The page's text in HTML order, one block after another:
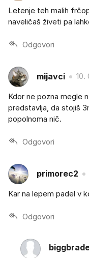
Letenje teh malih
naveličaš živeti pa
Odgovori
mijavci 10.
Kdor ne pozna megle
predstavlja, da stojiš
popolnoma nič.
Odgovori
primorec2
Kar na lepem padel v
Odgovori